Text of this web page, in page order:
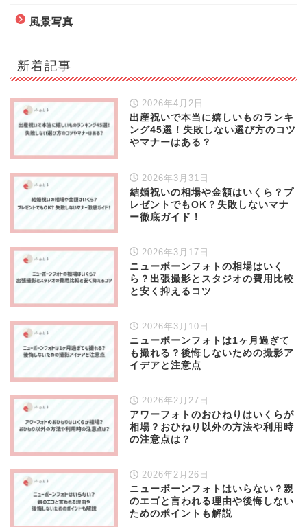
風景写真
新着記事
2026年4月2日
出産祝いで本当に嬉しいものランキ
ング45選！失敗しない選び方のコツ
やマナーはある？
2026年3月31日
結婚祝いの相場や金額はいくら？プ
レゼントでもOK？失敗しないマナ
ー徹底ガイド！
2026年3月17日
ニューボーンフォトの相場はいく
ら？出張撮影とスタジオの費用比較
と安く抑えるコツ
2026年3月10日
ニューボーンフォトは1ヶ月過ぎて
も撮れる？後悔しないための撮影ア
イデアと注意点
2026年2月27日
アワーフォトのおひねりはいくらが
相場？おひねり以外の方法や利用時
の注意点は？
2026年2月26日
ニューボーンフォトはいらない？親
のエゴと言われる理由や後悔しない
ためのポイントも解説